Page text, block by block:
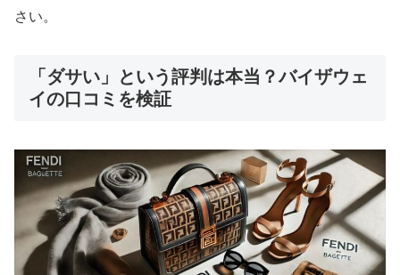
さい。
「ダサい」という評判は本当？バイザウェ
イの口コミを検証